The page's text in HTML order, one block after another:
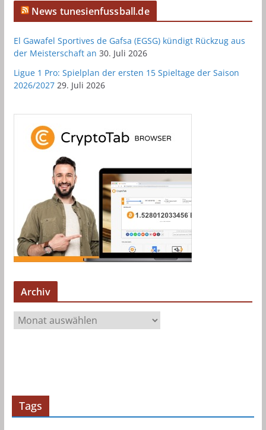
News tunesienfussball.de
El Gawafel Sportives de Gafsa (EGSG) kündigt Rückzug aus
der Meisterschaft an 30. Juli 2026
Ligue 1 Pro: Spielplan der ersten 15 Spieltage der Saison
2026/2027 29. Juli 2026
Archiv
r
Tags